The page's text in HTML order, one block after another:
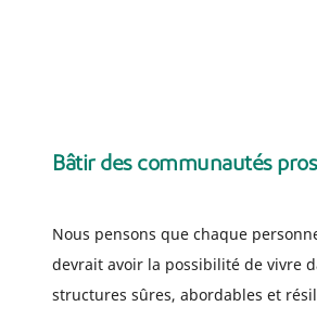
Bâtir des communautés
Nous pensons que chaque
devrait avoir la possibilité de vivre
structures sûres, abordables et